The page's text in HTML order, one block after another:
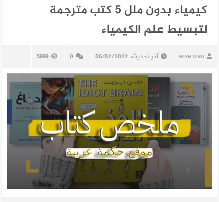
كيمياء بدون ملل 5 كتب مترجمة
لتبسيط علم الكيمياء
wise man آخر تحديث: 06/02/2022
0
5999